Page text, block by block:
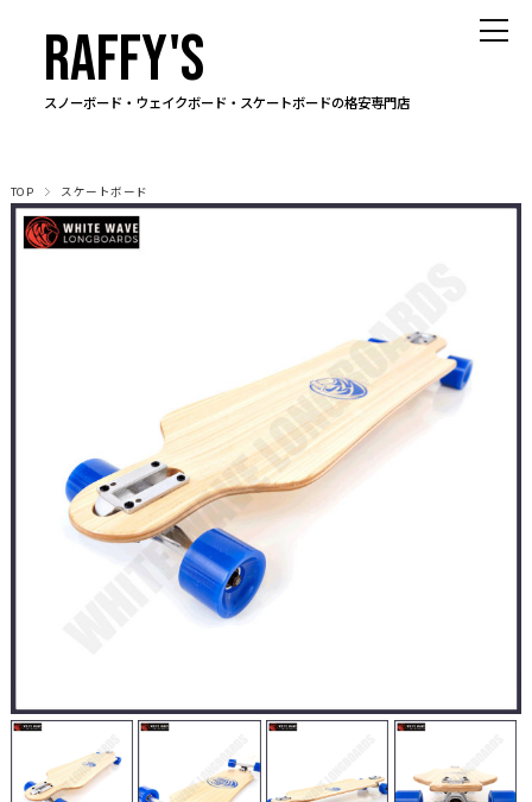
スノーボード・ウェイクボード・スケートボードの格安専門店
RAFFY'S
TOP スケートボード